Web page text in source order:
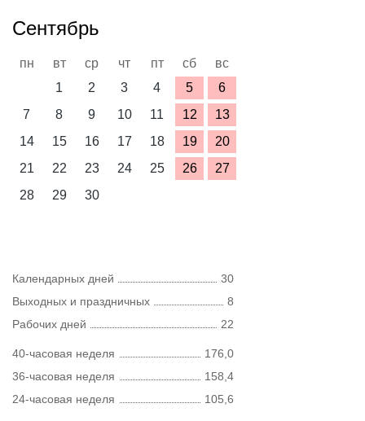
Сентябрь
пн вт ср чт пт сб
вс
1
2 3 4 5
6
7
8 9 10 11 12
13
14
15 16 17 18 19
20
21
22 23 24 25 26
27
28
29 30
Календарных дней
30
Выходных и праздничных
8
Рабочих дней
22
40-часовая неделя
176,0
36-часовая неделя
158,4
24-часовая неделя
105,6